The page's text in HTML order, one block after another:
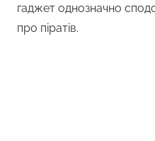
гаджет однозначно
про піратів.